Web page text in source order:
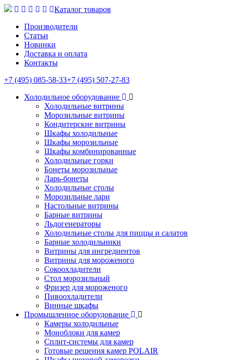
Каталог товаров
Производители
Статьи
Новинки
Доставка и оплата
Контакты
+7 (495) 085-58-33+7 (495) 507-27-83
Холодильное оборудование
Холодильные витрины
Морозильные витрины
Кондитерские витрины
Шкафы холодильные
Шкафы морозильные
Шкафы комбинированные
Холодильные горки
Бонеты морозильные
Ларь-бонеты
Холодильные столы
Морозильные лари
Настольные витрины
Барные витрины
Льдогенераторы
Холодильные столы для пиццы и салатов
Барные холодильники
Витрины для ингредиентов
Витрины для мороженого
Сокоохладители
Стол морозильный
Фризер для мороженого
Пивоохладители
Винные шкафы
Промышленное оборудование
Камеры холодильные
Моноблоки для камер
Сплит-системы для камер
Готовые решения камер POLAIR